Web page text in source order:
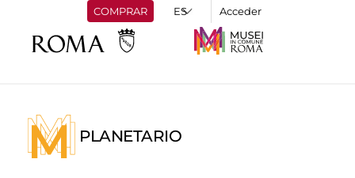
COMPRAR Acceder
PLANETARIO